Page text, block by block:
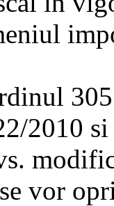
2010
vor